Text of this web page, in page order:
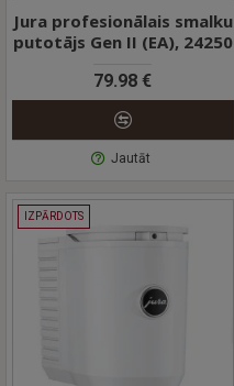
Jura profesionālais smalku
putotājs Gen II (EA), 24250
79.98 €
Jautāt
IZPĀRDOTS